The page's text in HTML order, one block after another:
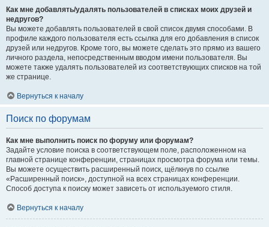
Как мне добавлять/удалять пользователей в списках моих друзей и
недругов?
Вы можете добавлять пользователей в свой список двумя способами. В
профиле каждого пользователя есть ссылка для его добавления в список
друзей или недругов. Кроме того, вы можете сделать это прямо из вашего
личного раздела, непосредственным вводом имени пользователя. Вы
можете также удалять пользователей из соответствующих списков на той
же странице.
Вернуться к началу
Поиск по форумам
Как мне выполнить поиск по форуму или форумам?
Задайте условие поиска в соответствующем поле, расположенном на
главной странице конференции, страницах просмотра форума или темы.
Вы можете осуществить расширенный поиск, щёлкнув по ссылке
«Расширенный поиск», доступной на всех страницах конференции.
Способ доступа к поиску может зависеть от используемого стиля.
Вернуться к началу